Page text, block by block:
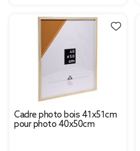
Cadre photo bois 41x51cm
pour photo 40x50cm